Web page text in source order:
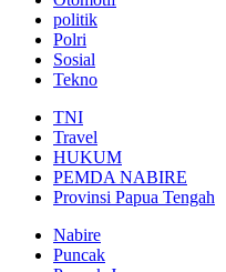
politik
Polri
Sosial
Tekno
TNI
Travel
HUKUM
PEMDA NABIRE
Provinsi Papua Tengah
Nabire
Puncak